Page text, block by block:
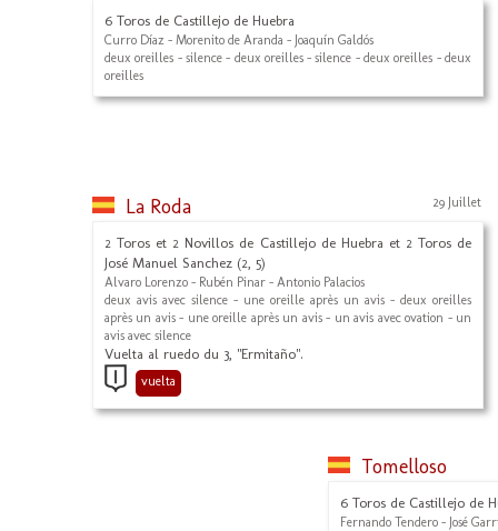
6 Toros de Castillejo de Huebra
Curro Díaz - Morenito de Aranda - Joaquín Galdós
deux oreilles - silence - deux oreilles - silence - deux oreilles - deux
oreilles
La Roda 29 Juillet
2 Toros et 2 Novillos de Castillejo de Huebra et 2 Toros de
José Manuel Sanchez (2, 5)
Alvaro Lorenzo - Rubén Pinar - Antonio Palacios
deux avis avec silence - une oreille après un avis - deux oreilles
après un avis - une oreille après un avis - un avis avec ovation - un
avis avec silence
Vuelta al ruedo du 3, "Ermitaño".
vuelta
Tomelloso
6 Toros de Castillejo de
Fernando Tendero - José